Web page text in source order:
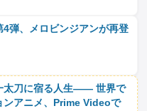
4弾、メロビンジアンが再登
太刀に宿る人生―― 世界で
ンアニメ、Prime Videoで